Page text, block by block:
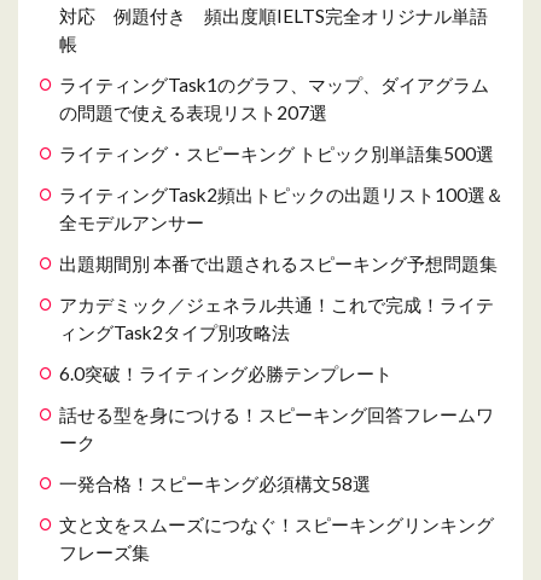
対応 例題付き 頻出度順IELTS完全オリジナル単語
帳
ライティングTask1のグラフ、マップ、ダイアグラム
の問題で使える表現リスト207選
ライティング・スピーキング トピック別単語集500選
ライティングTask2頻出トピックの出題リスト100選＆
全モデルアンサー
出題期間別 本番で出題されるスピーキング予想問題集
アカデミック／ジェネラル共通！これで完成！ライテ
ィングTask2タイプ別攻略法
6.0突破！ライティング必勝テンプレート
話せる型を身につける！スピーキング回答フレームワ
ーク
一発合格！スピーキング必須構文58選
文と文をスムーズにつなぐ！スピーキングリンキング
フレーズ集